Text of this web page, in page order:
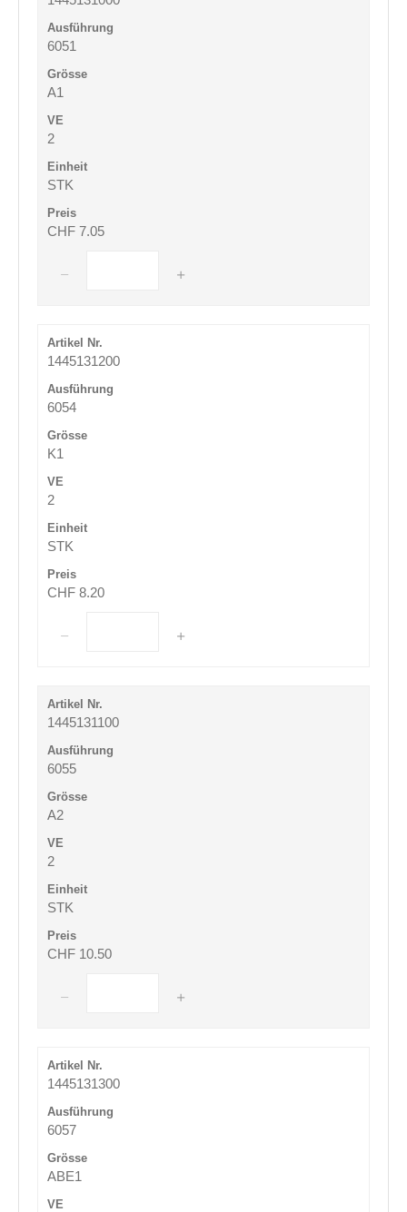
6051
A1
2
STK
CHF 7.05
1445131200
6054
K1
2
STK
CHF 8.20
1445131100
6055
A2
2
STK
CHF 10.50
1445131300
6057
ABE1